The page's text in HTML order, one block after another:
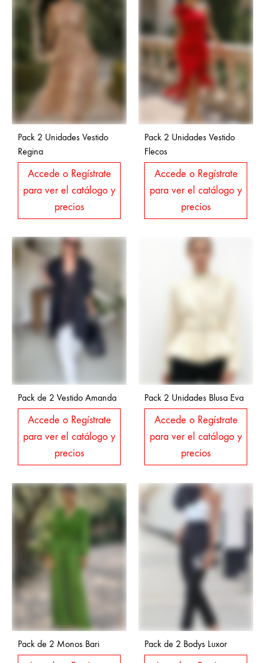
Pack 2 Unidades Vestido
Regina
Accede o Regístrate
para ver el catálogo y
precios
Pack 2 Unidades Vestido
Flecos
Accede o Regístrate
para ver el catálogo y
precios
Pack de 2 Vestido Amanda
Accede o Regístrate
para ver el catálogo y
precios
Pack 2 Unidades Blusa Eva
Accede o Regístrate
para ver el catálogo y
precios
Pack de 2 Monos Bari Pack de 2 Bodys Luxor